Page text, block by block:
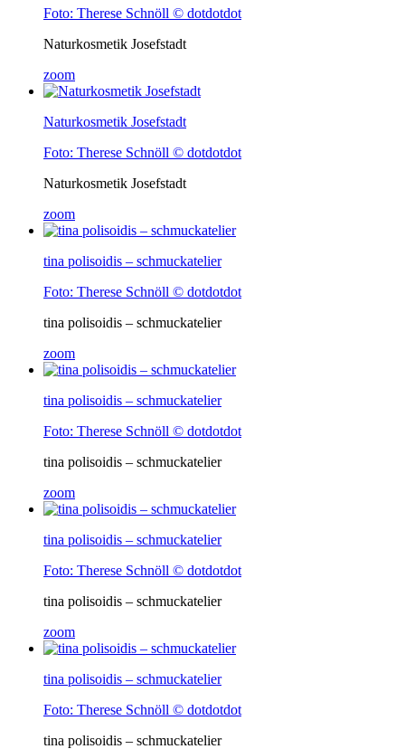
Foto: Therese Schnöll © dotdotdot
Naturkosmetik Josefstadt
zoom
Naturkosmetik Josefstadt
Foto: Therese Schnöll © dotdotdot
Naturkosmetik Josefstadt
zoom
tina polisoidis – schmuckatelier
Foto: Therese Schnöll © dotdotdot
tina polisoidis – schmuckatelier
zoom
tina polisoidis – schmuckatelier
Foto: Therese Schnöll © dotdotdot
tina polisoidis – schmuckatelier
zoom
tina polisoidis – schmuckatelier
Foto: Therese Schnöll © dotdotdot
tina polisoidis – schmuckatelier
zoom
tina polisoidis – schmuckatelier
Foto: Therese Schnöll © dotdotdot
tina polisoidis – schmuckatelier